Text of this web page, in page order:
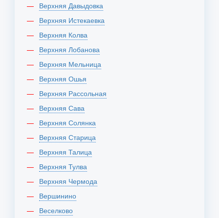
Верхняя Давыдовка
Верхняя Истекаевка
Верхняя Колва
Верхняя Лобанова
Верхняя Мельница
Верхняя Ошья
Верхняя Рассольная
Верхняя Сава
Верхняя Солянка
Верхняя Старица
Верхняя Талица
Верхняя Тулва
Верхняя Чермода
Вершинино
Веселково